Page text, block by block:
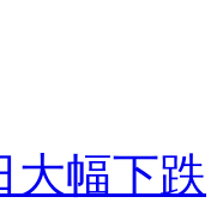
大幅下跌